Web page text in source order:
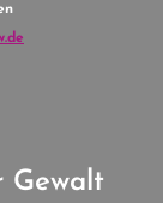
Gewalt